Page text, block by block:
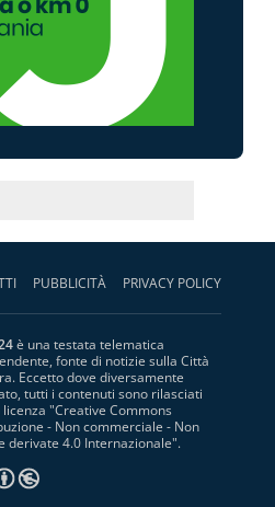
PUBBLICITÀ PRIVACY POLICY
è una testata telematica
fonte di notizie sulla Città
Eccetto dove diversamente
tutti i contenuti sono rilasciati
"Creative Commons
- Non commerciale - Non
derivate 4.0 Internazionale".